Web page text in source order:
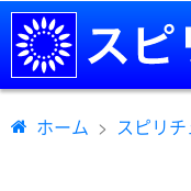
ホーム スピリ